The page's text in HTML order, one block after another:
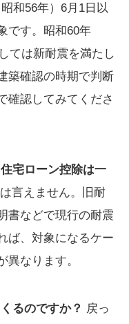
和56年）6月1日以
です。昭和60年
ては新耐震を満たし
築確認の時期で判断
確認してみてくださ
宅ローン控除は一
言えません。旧耐
書などで現行の耐震
ば、対象になるケー
異なります。
るのですか？
戻っ